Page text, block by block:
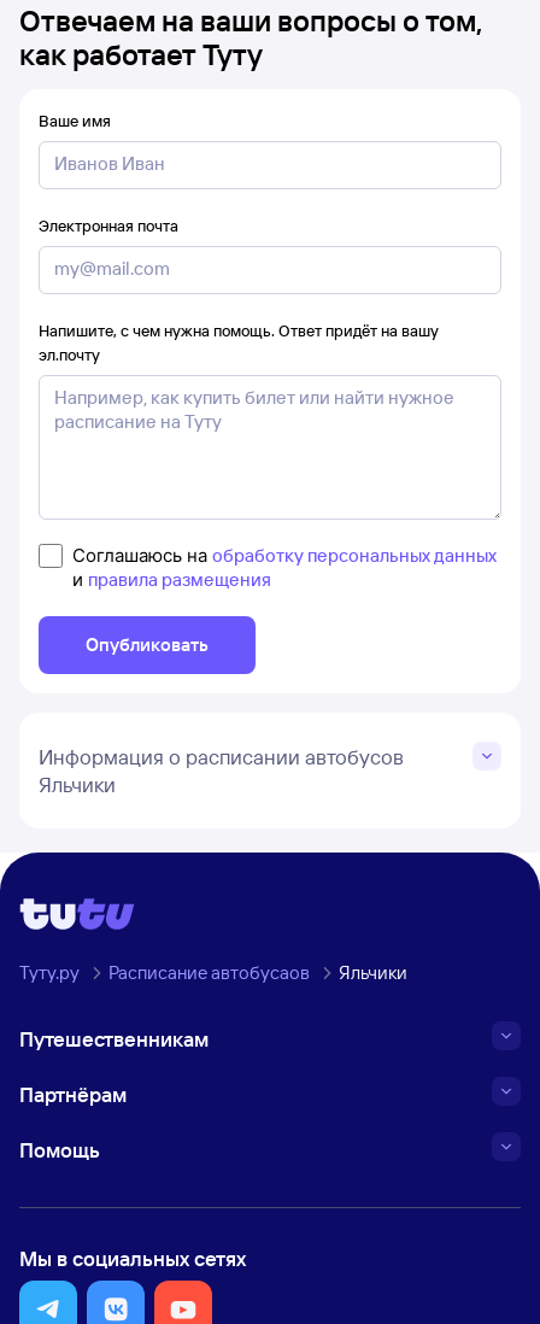
Отвечаем на ваши вопросы о том,
как работает Туту
Ваше имя
Электронная почта
Напишите, с чем нужна помощь. Ответ придёт на вашу
эл.почту
Соглашаюсь на обработку персональных данных
и правила размещения
Опубликовать
Информация о расписании автобусов
Яльчики
Туту.ру Расписание автобусаов Яльчики
Путешественникам
Партнёрам
Помощь
Мы в социальных сетях